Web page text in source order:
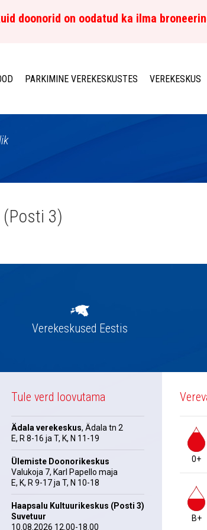
doonorid on oodatud ka ilma
PARKIMINE VEREKESKUSTES VEREKESKUS
3)
Verekeskused Eestis
Tule verd loovutama
Ädala verekeskus, Ädala tn 2
E, R 8-16 ja T, K, N 11-19
Ülemiste Doonorikeskus
Valukoja 7, Karl Papello maja
E, K, R 9-17 ja T, N 10-18
Haapsalu Kultuurikeskus (Posti 3)
Suvetuur
10.08.2026 12.00-18.00
0+
B+